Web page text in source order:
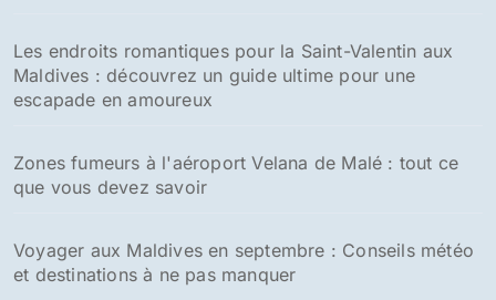
Les endroits romantiques pour la Saint-Valentin aux
Maldives : découvrez un guide ultime pour une
escapade en amoureux
Zones fumeurs à l'aéroport Velana de Malé : tout ce
que vous devez savoir
Voyager aux Maldives en septembre : Conseils météo
et destinations à ne pas manquer